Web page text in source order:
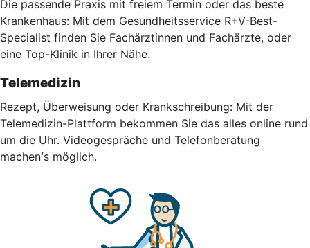
Die passende Praxis mit freiem Termin oder das beste
Krankenhaus: Mit dem Gesundheitsservice R+V-Best-
Specialist finden Sie Fachärztinnen und Fachärzte, oder
eine Top-Klinik in Ihrer Nähe.
Telemedizin
Rezept, Überweisung oder Krankschreibung: Mit der
Telemedizin-Plattform bekommen Sie das alles online rund
um die Uhr. Videogespräche und Telefonberatung
machen‘s möglich.